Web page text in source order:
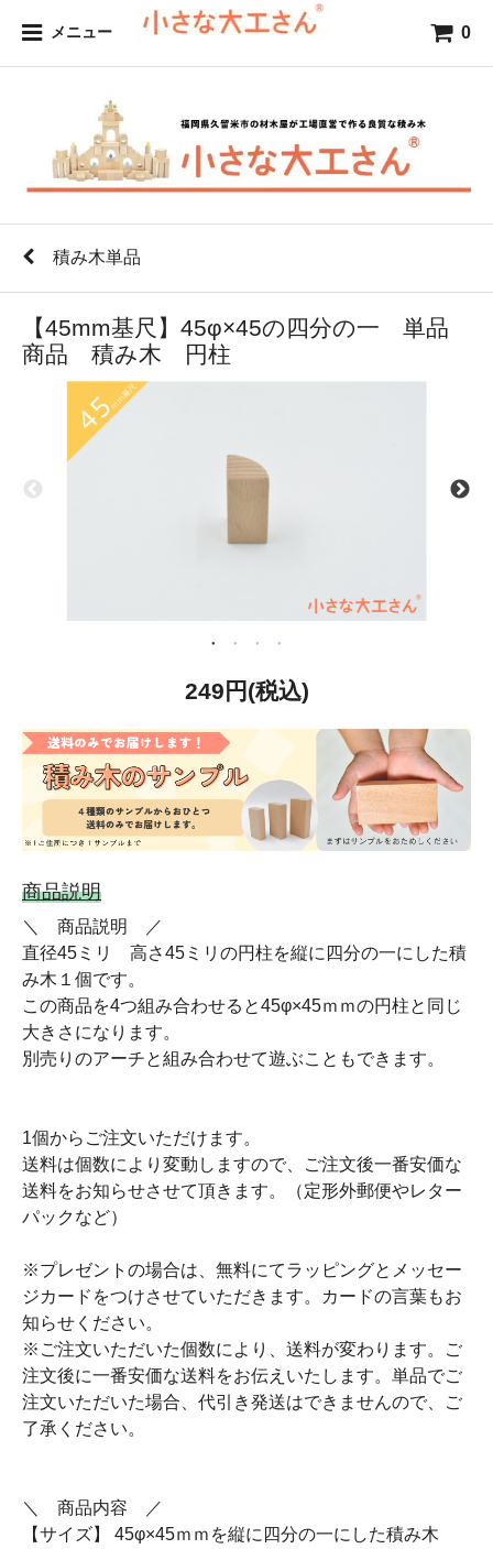
メニュー 0
積み木単品
【45mm基尺】45φ×45の四分の一 単品
商品 積み木 円柱
249円(税込)
商品説明
＼ 商品説明 ／
直径45ミリ 高さ45ミリの円柱を縦に四分の一にした積
み木１個です。
この商品を4つ組み合わせると45φ×45ｍｍの円柱と同じ
大きさになります。
別売りのアーチと組み合わせて遊ぶこともできます。
1個からご注文いただけます。
送料は個数により変動しますので、ご注文後一番安価な
送料をお知らせさせて頂きます。（定形外郵便やレター
パックなど）
※プレゼントの場合は、無料にてラッピングとメッセー
ジカードをつけさせていただきます。カードの言葉もお
知らせください。
※ご注文いただいた個数により、送料が変わります。ご
注文後に一番安価な送料をお伝えいたします。単品でご
注文いただいた場合、代引き発送はできませんので、ご
了承ください。
＼ 商品内容 ／
【サイズ】 45φ×45ｍｍを縦に四分の一にした積み木